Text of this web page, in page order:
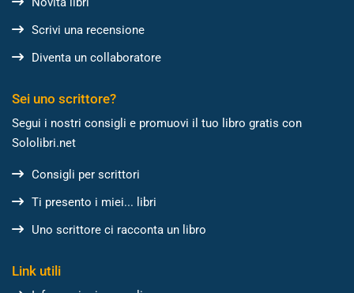
Scrivi una recensione
Diventa un collaboratore
Sei uno scrittore?
Segui i nostri consigli e promuovi il tuo libro gratis con
Sololibri.net
Consigli per scrittori
Ti presento i miei... libri
Uno scrittore ci racconta un libro
Link utili